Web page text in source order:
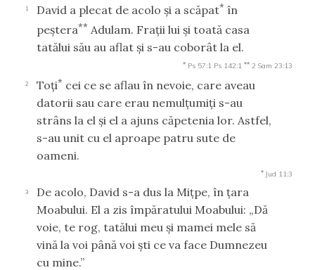
1 David a plecat de acolo şi a scăpat* în
peştera** Adulam. Fraţii lui şi toată casa
tatălui său au aflat şi s-au coborât la el.
* Ps 57:1 Ps 142:1 ** 2 Sam 23:13
2 Toţi* cei ce se aflau în nevoie, care aveau
datorii sau care erau nemulţumiţi s-au
strâns la el şi el a ajuns căpetenia lor. Astfel,
s-au unit cu el aproape patru sute de
oameni.
* Jud 11:3
3
De acolo, David s-a dus la Miţpe, în ţara
Moabului. El a zis împăratului Moabului: „Dă
voie, te rog, tatălui meu şi mamei mele să
vină la voi până voi şti ce va face Dumnezeu
cu mine.”